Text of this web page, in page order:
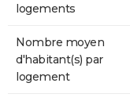
logements
Nombre moyen
d'habitant(s) par
logement